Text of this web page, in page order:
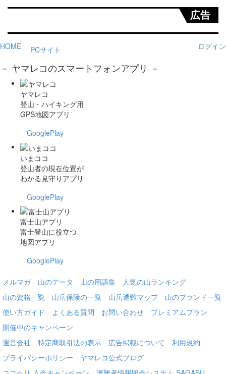
広告
HOME ログイン
PCサイト
－ ヤマレコのスマートフォンアプリ －
ヤマレコ
登山・ハイキング用
GPS地図アプリ
GooglePlay
いまココ
登山者の現在位置が
わかる見守りアプリ
GooglePlay
富士山アプリ
富士登山に役立つ
地図アプリ
GooglePlay
メルマガ 山のデータ 山の用語集
人気の山ランキング
山の資格一覧
山岳保険の一覧 山岳遭難マップ
山のブランド一覧
使い方ガイド
よくある質問 お問い合わせ
プレミアムプラン
開催中のキャンペーン
運営会社
特定商取引法の表示 広告掲載について
利用規約
プライバシーポリシー
ヤマレコ公式ブログ